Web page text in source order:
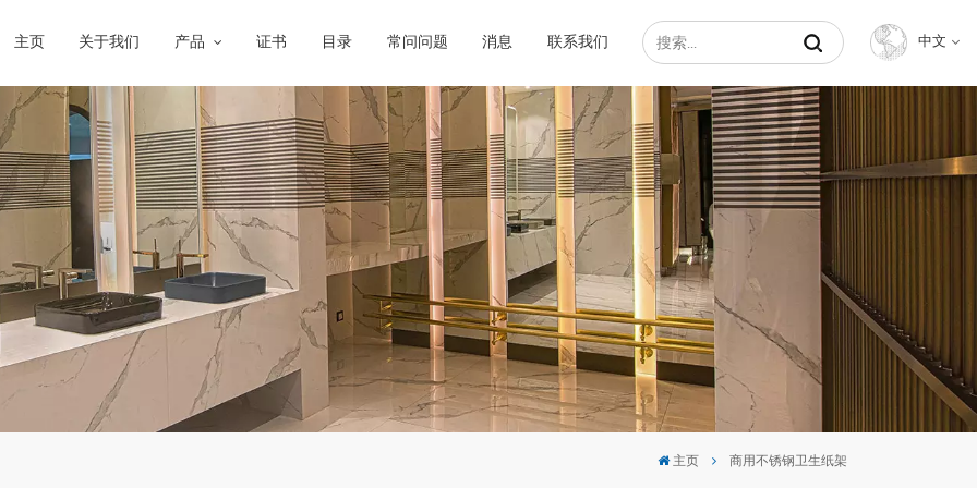
主页 关于我们 产品 证书 目录 常问问题 消息 联系我们 中文
Français
Español
عربي
主页 商用不锈钢卫生纸架